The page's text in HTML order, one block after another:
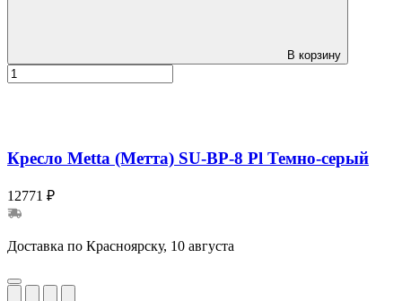
В корзину
Кресло Metta (Метта) SU-BP-8 Pl Темно-серый
12771 ₽
Доставка по Красноярску, 10 августа